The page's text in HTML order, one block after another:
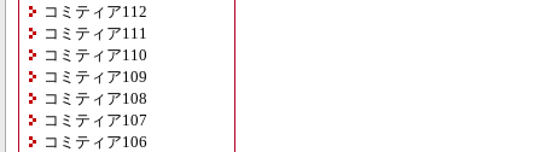
コミティア112
コミティア111
コミティア110
コミティア109
コミティア108
コミティア107
コミティア106